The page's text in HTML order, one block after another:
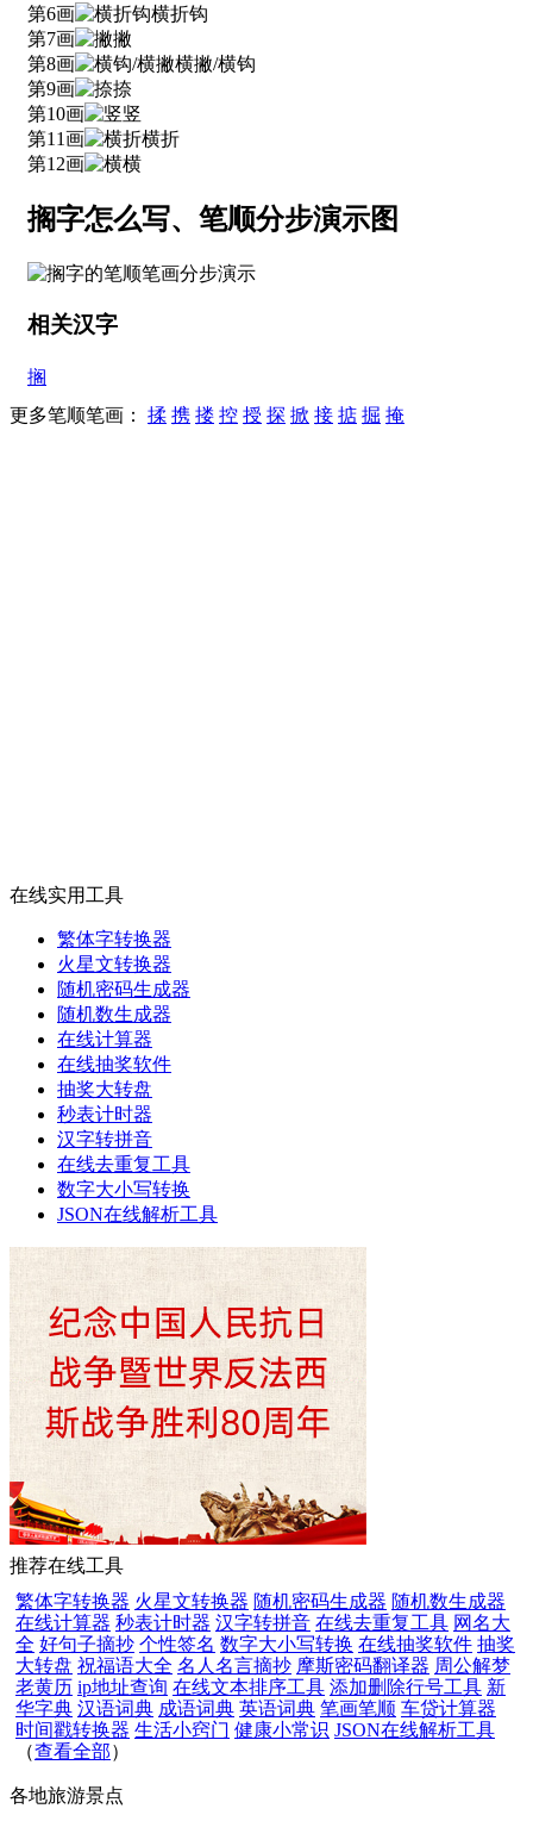
第6画
横折钩
第7画
撇
第8画
横撇/横钩
第9画
捺
第10画
竖
第11画
横折
第12画
横
搁字怎么写、笔顺分步演示图
相关汉字
搁
更多笔顺笔画： 揉 携 搂 控 授 探 掀 接 掂 掘 掩
在线实用工具
繁体字转换器
火星文转换器
随机密码生成器
随机数生成器
在线计算器
在线抽奖软件
抽奖大转盘
秒表计时器
汉字转拼音
在线去重复工具
数字大小写转换
JSON在线解析工具
推荐在线工具
繁体字转换器 火星文转换器 随机密码生成器 随机数生成器
在线计算器 秒表计时器 汉字转拼音 在线去重复工具 网名大
全 好句子摘抄 个性签名 数字大小写转换 在线抽奖软件 抽奖
大转盘 祝福语大全 名人名言摘抄 摩斯密码翻译器 周公解梦
老黄历 ip地址查询 在线文本排序工具 添加删除行号工具 新
华字典 汉语词典 成语词典 英语词典 笔画笔顺 车贷计算器
时间戳转换器 生活小窍门 健康小常识 JSON在线解析工具
（查看全部）
各地旅游景点